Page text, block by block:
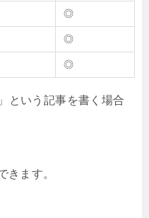
◎
◎
◎
という記事を書く場合
きます。